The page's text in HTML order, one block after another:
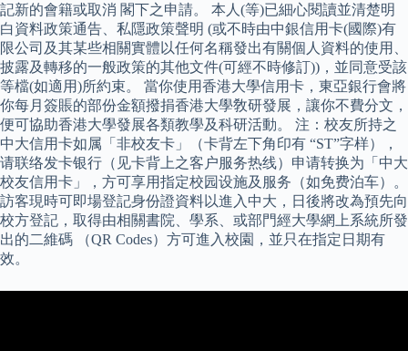
記新的會籍或取消 閣下之申請。 本人(等)已細心閱讀並清楚明
白資料政策通告、私隱政策聲明 (或不時由中銀信用卡(國際)有
限公司及其某些相關實體以任何名稱發出有關個人資料的使用、
披露及轉移的一般政策的其他文件(可經不時修訂))，並同意受該
等檔(如適用)所約束。 當你使用香港大學信用卡，東亞銀行會將
你每月簽賬的部份金額撥捐香港大學敎研發展，讓你不費分文，
便可協助香港大學發展各類教學及科研活動。 注：校友所持之
中大信用卡如属「非校友卡」（卡背左下角印有 “ST”字样），
请联络发卡银行（见卡背上之客户服务热线）申请转换为「中大
校友信用卡」，方可享用指定校园设施及服务（如免费泊车）。
訪客現時可即場登記身份證資料以進入中大，日後將改為預先向
校方登記，取得由相關書院、學系、或部門經大學網上系統所發
出的二維碼 （QR Codes）方可進入校園，並只在指定日期有
效。